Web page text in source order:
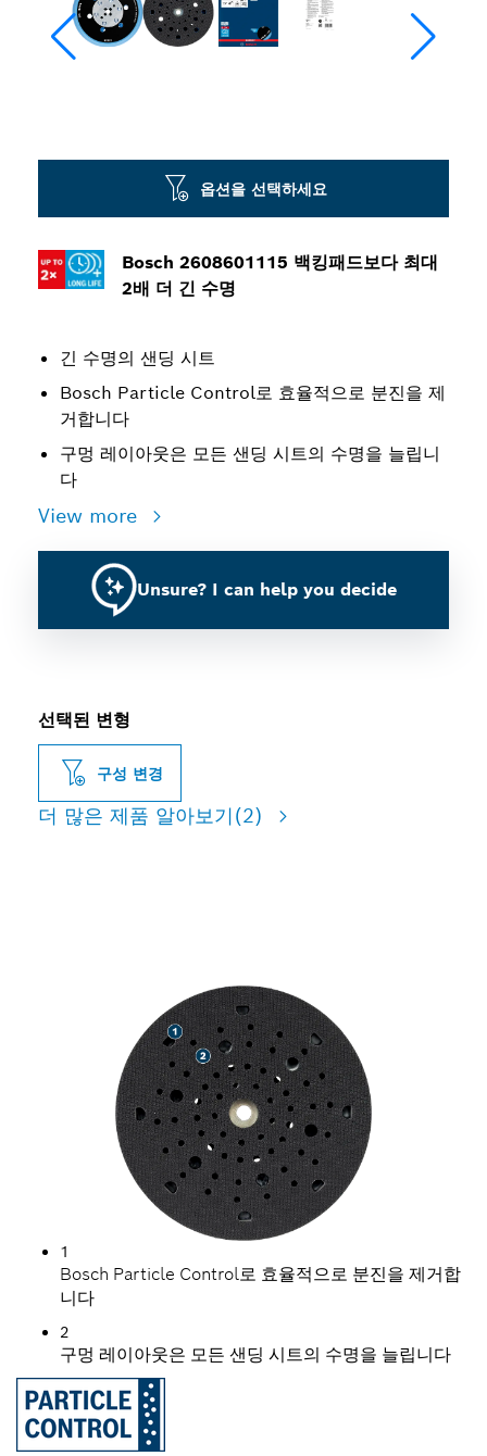
Bosch 2608601115 백킹패드보다 최대
2배 더 긴 수명
긴 수명의 샌딩 시트
Bosch Particle Control로 효율적으로 분진을 제
거합니다
구멍 레이아웃은 모든 샌딩 시트의 수명을 늘립니
다
View more
Unsure? I can help you decide
옵션을 선택하세요
선택된 변형
구성 변경
더 많은 제품 알아보기(2)
1
Bosch Particle Control로 효율적으로 분진을 제거합
니다
2
구멍 레이아웃은 모든 샌딩 시트의 수명을 늘립니다